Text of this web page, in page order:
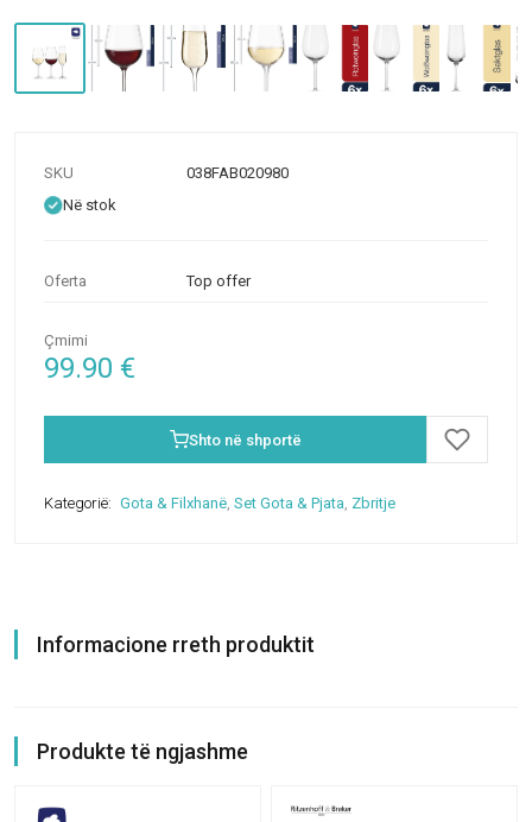
SKU
038FAB020980
Në stok
Oferta Top offer
Çmimi
99.90 €
Shto në shportë
Kategorië: Gota & Filxhanë, Set Gota & Pjata, Zbritje
Informacione rreth produktit
Produkte të ngjashme